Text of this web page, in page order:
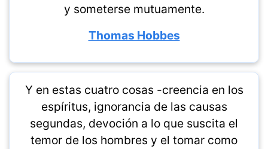
y someterse mutuamente.
Thomas Hobbes
Y en estas cuatro cosas -creencia en los
espíritus, ignorancia de las causas
segundas, devoción a lo que suscita el
temor de los hombres y el tomar como